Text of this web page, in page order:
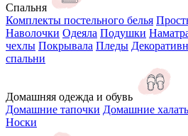
Спальня
Комплекты постельного белья
Наволочки Одеяла Подушки
чехлы Покрывала Пледы
спальни
Домашняя одежда и обувь
Домашние тапочки Домашние
Носки